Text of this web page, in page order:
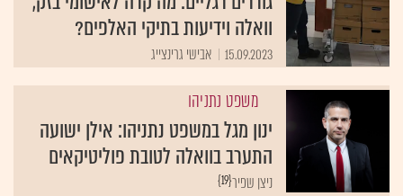
וואלה וידיעות בתיקי האלפים?
15.09.2023 אבישי גרינצייג
משפט נתניהו
ינון מגל במשפט נתניהו: אילן ישועה
התערב בוואלה לטובת פוליטיקאים
{19}ניצן שפיר